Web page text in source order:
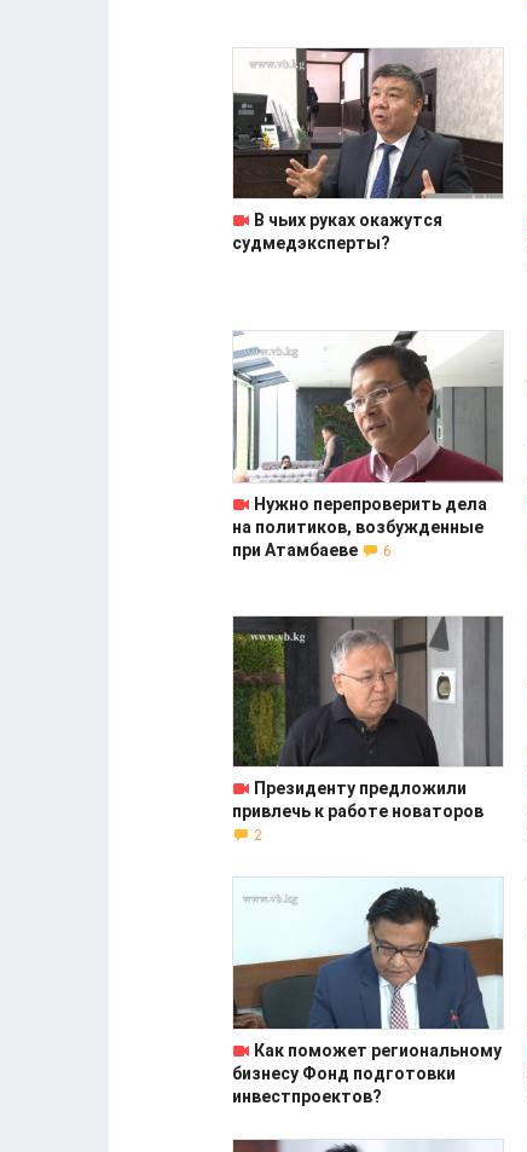
В чьих руках окажутся
судмедэксперты?
Нужно перепроверить дела
на политиков, возбужденные
при Атамбаеве
6
Президенту предложили
привлечь к работе новаторов
2
Как поможет региональному
бизнесу Фонд подготовки
инвестпроектов?